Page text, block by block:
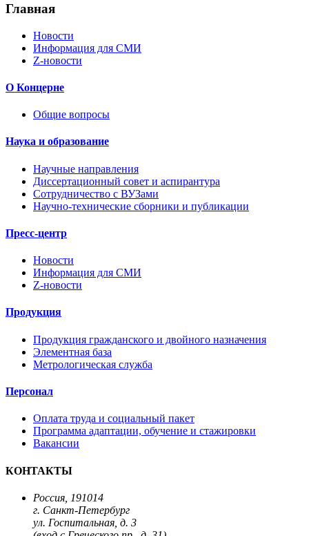
Главная
Новости
Информация для СМИ
Z-новости
О Концерне
Общие вопросы
Наука и образование
Научные направления
Диссертационный совет и аспирантура
Сотрудничество с ВУЗами
Научно-технические сборники и публикации
Пресс-центр
Новости
Информация для СМИ
Z-новости
Продукция
Продукция гражданского и двойного назначения
Элементная база
Метрологическая служба
Персонал
Оплата труда и социальный пакет
Программа адаптации, обучение и стажировки
Вакансии
КОНТАКТЫ
Россия, 191014
г. Санкт-Петербург
ул. Госпитальная, д. 3